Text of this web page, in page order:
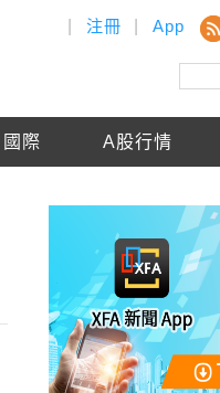
注冊 App
國際 A股行情